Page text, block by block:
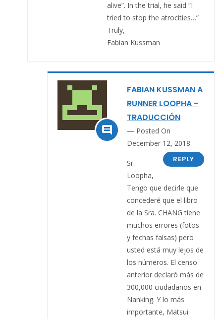
alive”. In the trial, he said “I
tried to stop the atrocities…”
Truly,
Fabian Kussman

FABIAN KUSSMAN A
RUNNER LOOPHA -
TRADUCCIÓN
Posted On
December 12, 2018
REPLY
Sr.
Loopha,
Tengo que decirle que
concederé que el libro
de la Sra. CHANG tiene
muchos errores (fotos
y fechas falsas) pero
usted está muy lejos de
los números. El censo
anterior declaró más de
300,000 ciudadanos en
Nanking. Y lo más
importante, Matsui